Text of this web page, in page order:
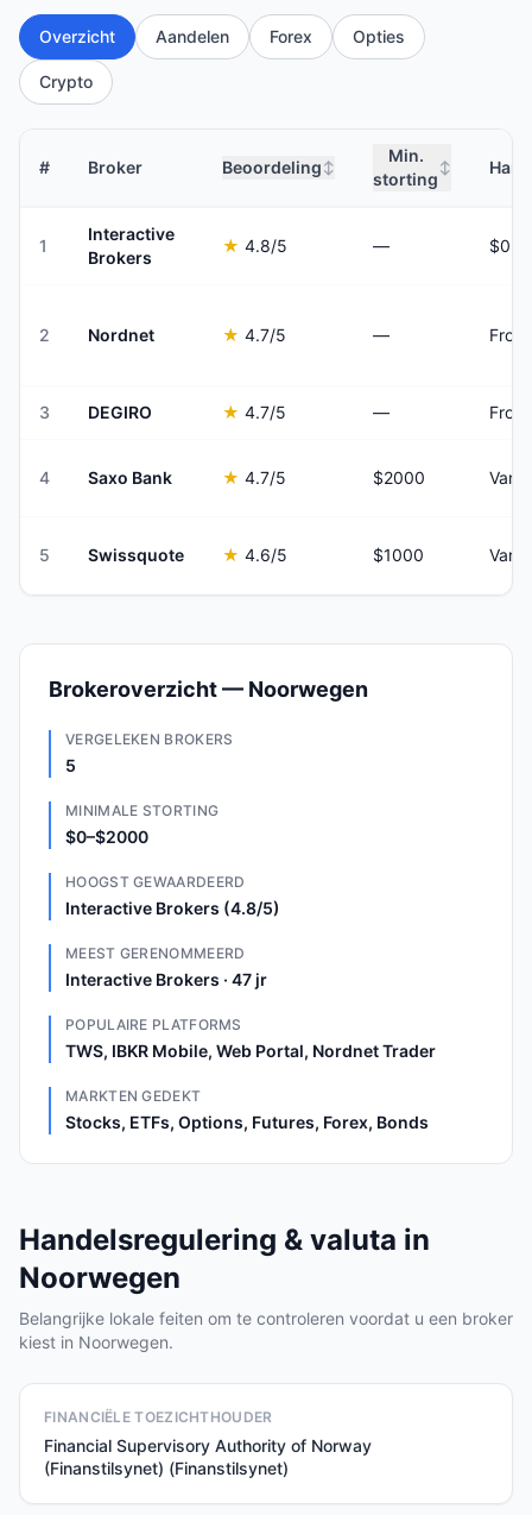
Overzicht Aandelen Forex Opties
Crypto
# Broker Beoordeling ↕
Min.
storting
↕
1
Interactive
Brokers
★ 4.8/5 —
2 Nordnet ★ 4.7/5 —
3 DEGIRO ★ 4.7/5 —
4 Saxo Bank ★ 4.7/5 $2000
5 Swissquote ★ 4.6/5 $1000
Brokeroverzicht — Noorwegen
VERGELEKEN BROKERS
5
MINIMALE STORTING
$0–$2000
HOOGST GEWAARDEERD
Interactive Brokers (4.8/5)
MEEST GERENOMMEERD
Interactive Brokers · 47 jr
POPULAIRE PLATFORMS
TWS, IBKR Mobile, Web Portal, Nordnet Trader
MARKTEN GEDEKT
Stocks, ETFs, Options, Futures, Forex, Bonds
Handelsregulering & valuta in
Noorwegen
Belangrijke lokale feiten om te controleren voordat u een broker
kiest in Noorwegen.
FINANCIËLE TOEZICHTHOUDER
Financial Supervisory Authority of Norway
(Finanstilsynet) (Finanstilsynet)